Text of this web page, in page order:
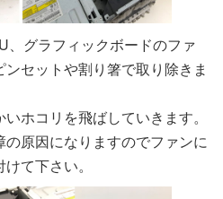
、グラフィックボードのファ
セットや割り箸で取り除きま
ホコリを飛ばしていきます。
原因になりますのでファンに
て下さい。